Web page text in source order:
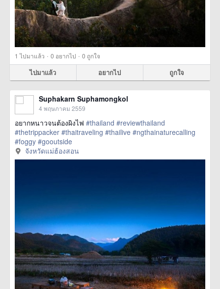
1 ไปมาแล้ว · 0 อยากไป · 0 ถูกใจ
ไปมาแล้ว อยากไป ถูกใจ
Suphakarn Suphamongkol
4 พฤษภาคม 2559
อยากหนาวจนต้องผิงไฟ #thailand #reviewthailand
#thetrippacker #thaitraveling #thailive #ngthainaturecalling
#foggy #gooutside
href=https://m.thetrippacker.com/th/image/จังหวัดแม่ฮ้อง
สอน/194108> more
จังหวัดแม่ฮ้องสอน